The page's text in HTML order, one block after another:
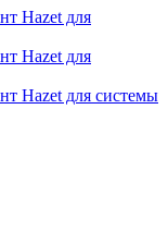
Hazet для
Hazet для
Hazet для системы